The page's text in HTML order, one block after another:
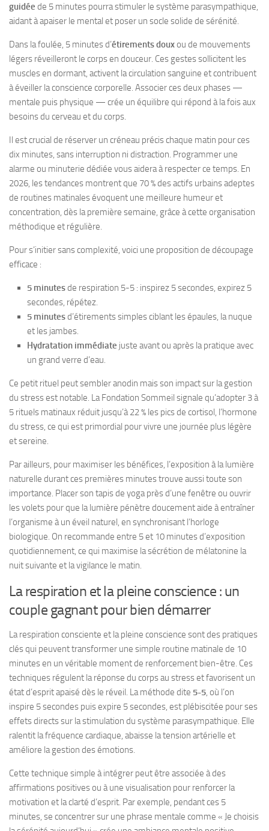
guidée de 5 minutes pourra stimuler le système parasympathique,
aidant à apaiser le mental et poser un socle solide de sérénité.
Dans la foulée, 5 minutes d’étirements douxou de mouvements
légers réveilleront le corps en douceur. Ces gestes sollicitent les
muscles en dormant, activent la circulation sanguine et contribuent
à éveiller la conscience corporelle. Associer ces deux phases —
mentale puis physique — crée un équilibre qui répond à la fois aux
besoins du cerveau et du corps.
Il est crucial de réserver un créneau précis chaque matin pour ces
dix minutes, sans interruption ni distraction. Programmer une
alarme ou minuterie dédiée vous aidera à respecter ce temps. En
2026, les tendances montrent que 70 % des actifs urbains adeptes
de routines matinales évoquent une meilleure humeur et
concentration, dès la première semaine, grâce à cette organisation
méthodique et régulière.
Pour s’initier sans complexité, voici une proposition de découpage
efficace :
5 minutesde respiration 5-5 : inspirez 5 secondes, expirez 5
secondes, répétez.
5 minutesd’étirements simples ciblant les épaules, la nuque
et les jambes.
Hydratation immédiate juste avant ou après la pratique avec
un grand verre d’eau.
Ce petit rituel peut sembler anodin mais son impact sur la gestion
du stress est notable. La Fondation Sommeil signale qu’adopter 3 à
5 rituels matinaux réduit jusqu’à 22 % les pics de cortisol, l’hormone
du stress, ce qui est primordial pour vivre une journée plus légère
et sereine.
Par ailleurs, pour maximiser les bénéfices, l’exposition à la lumière
naturelle durant ces premières minutes trouve aussi toute son
importance. Placer son tapis de yoga près d’une fenêtre ou ouvrir
les volets pour que la lumière pénètre doucement aide à entraîner
l’organisme à un éveil naturel, en synchronisant l’horloge
biologique. On recommande entre 5 et 10 minutes d’exposition
quotidiennement, ce qui maximise la sécrétion de mélatonine la
nuit suivante et la vigilance le matin.
La respiration et la pleine conscience : un
couple gagnant pour bien démarrer
La respiration consciente et la pleine conscience sont des pratiques
clés qui peuvent transformer une simple routine matinale de 10
minutes en un véritable moment de renforcement bien-être. Ces
techniques régulent la réponse du corps au stress et favorisent un
état d’esprit apaisé dès le réveil. La méthode dite 5-5, où l’on
inspire 5 secondes puis expire 5 secondes, est plébiscitée pour ses
effets directs sur la stimulation du système parasympathique. Elle
ralentit la fréquence cardiaque, abaisse la tension artérielle et
améliore la gestion des émotions.
Cette technique simple à intégrer peut être associée à des
affirmations positives ou à une visualisation pour renforcer la
motivation et la clarté d’esprit. Par exemple, pendant ces 5
minutes, se concentrer sur une phrase mentale comme « Je choisis